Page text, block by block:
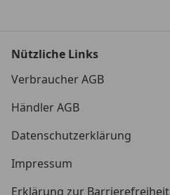
Nützliche Links
Verbraucher AGB
Händler AGB
Datenschutzerklärung
Impressum
Erklärung zur Barrierefreiheit